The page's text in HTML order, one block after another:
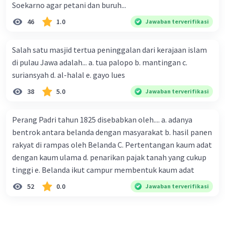
Beri Rating·0.0(0) Balas
Soekarno agar petani dan buruh...
46 1.0 Jawaban terverifikasi
Salah satu masjid tertua peninggalan dari kerajaan islam
di pulau Jawa adalah... a. tua palopo b. mantingan c.
suriansyah d. al-halal e. gayo lues
38 5.0 Jawaban terverifikasi
Perang Padri tahun 1825 disebabkan oleh.... a. adanya
bentrok antara belanda dengan masyarakat b. hasil panen
rakyat di rampas oleh Belanda C. Pertentangan kaum adat
dengan kaum ulama d. penarikan pajak tanah yang cukup
tinggi e. Belanda ikut campur membentuk kaum adat
52 0.0 Jawaban terverifikasi